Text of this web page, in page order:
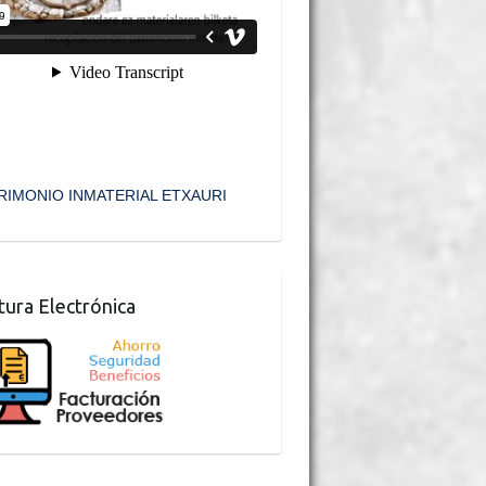
INMATERIAL ETXAURI
Electrónica